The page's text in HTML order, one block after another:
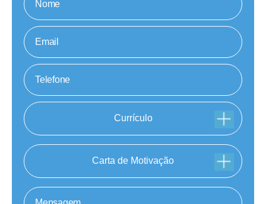
Currículo
Carta de Motivação